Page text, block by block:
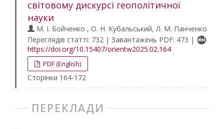
світовому дискурсі геополітичної
науки
М. І. Бойченко , О. Н. Кубальський, Л. М. Панченко
Переглядів статті: 732 | Завантажень PDF: 473 |
https://doi.org/10.15407/orientw2025.02.164
PDF (English)
Сторінки 164-172
ПЕРЕКЛАДИ